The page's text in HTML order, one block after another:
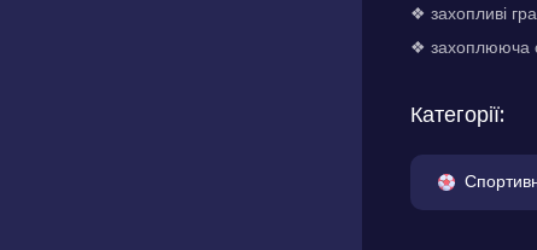
❖ захопливі
❖ захоплююча
Категорії: